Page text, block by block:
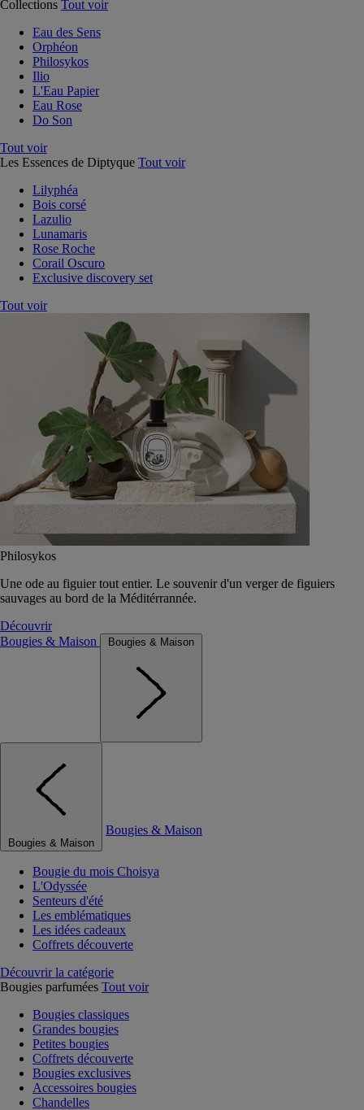
Collections Tout voir
Eau des Sens
Orphéon
Philosykos
Ilio
L'Eau Papier
Eau Rose
Do Son
Tout voir
Les Essences de Diptyque Tout voir
Lilyphéa
Bois corsé
Lazulio
Lunamaris
Rose Roche
Corail Oscuro
Exclusive discovery set
Tout voir
Philosykos
Une ode au figuier tout entier. Le souvenir d'un verger de figuiers
sauvages au bord de la Méditérrannée.
Découvrir
Bougies & Maison
Bougies & Maison
Bougies & Maison
Bougies & Maison
Bougie du mois Choisya
L'Odyssée
Senteurs d'été
Les emblématiques
Les idées cadeaux
Coffrets découverte
Découvrir la catégorie
Bougies parfumées Tout voir
Bougies classiques
Grandes bougies
Petites bougies
Coffrets découverte
Bougies exclusives
Accessoires bougies
Chandelles